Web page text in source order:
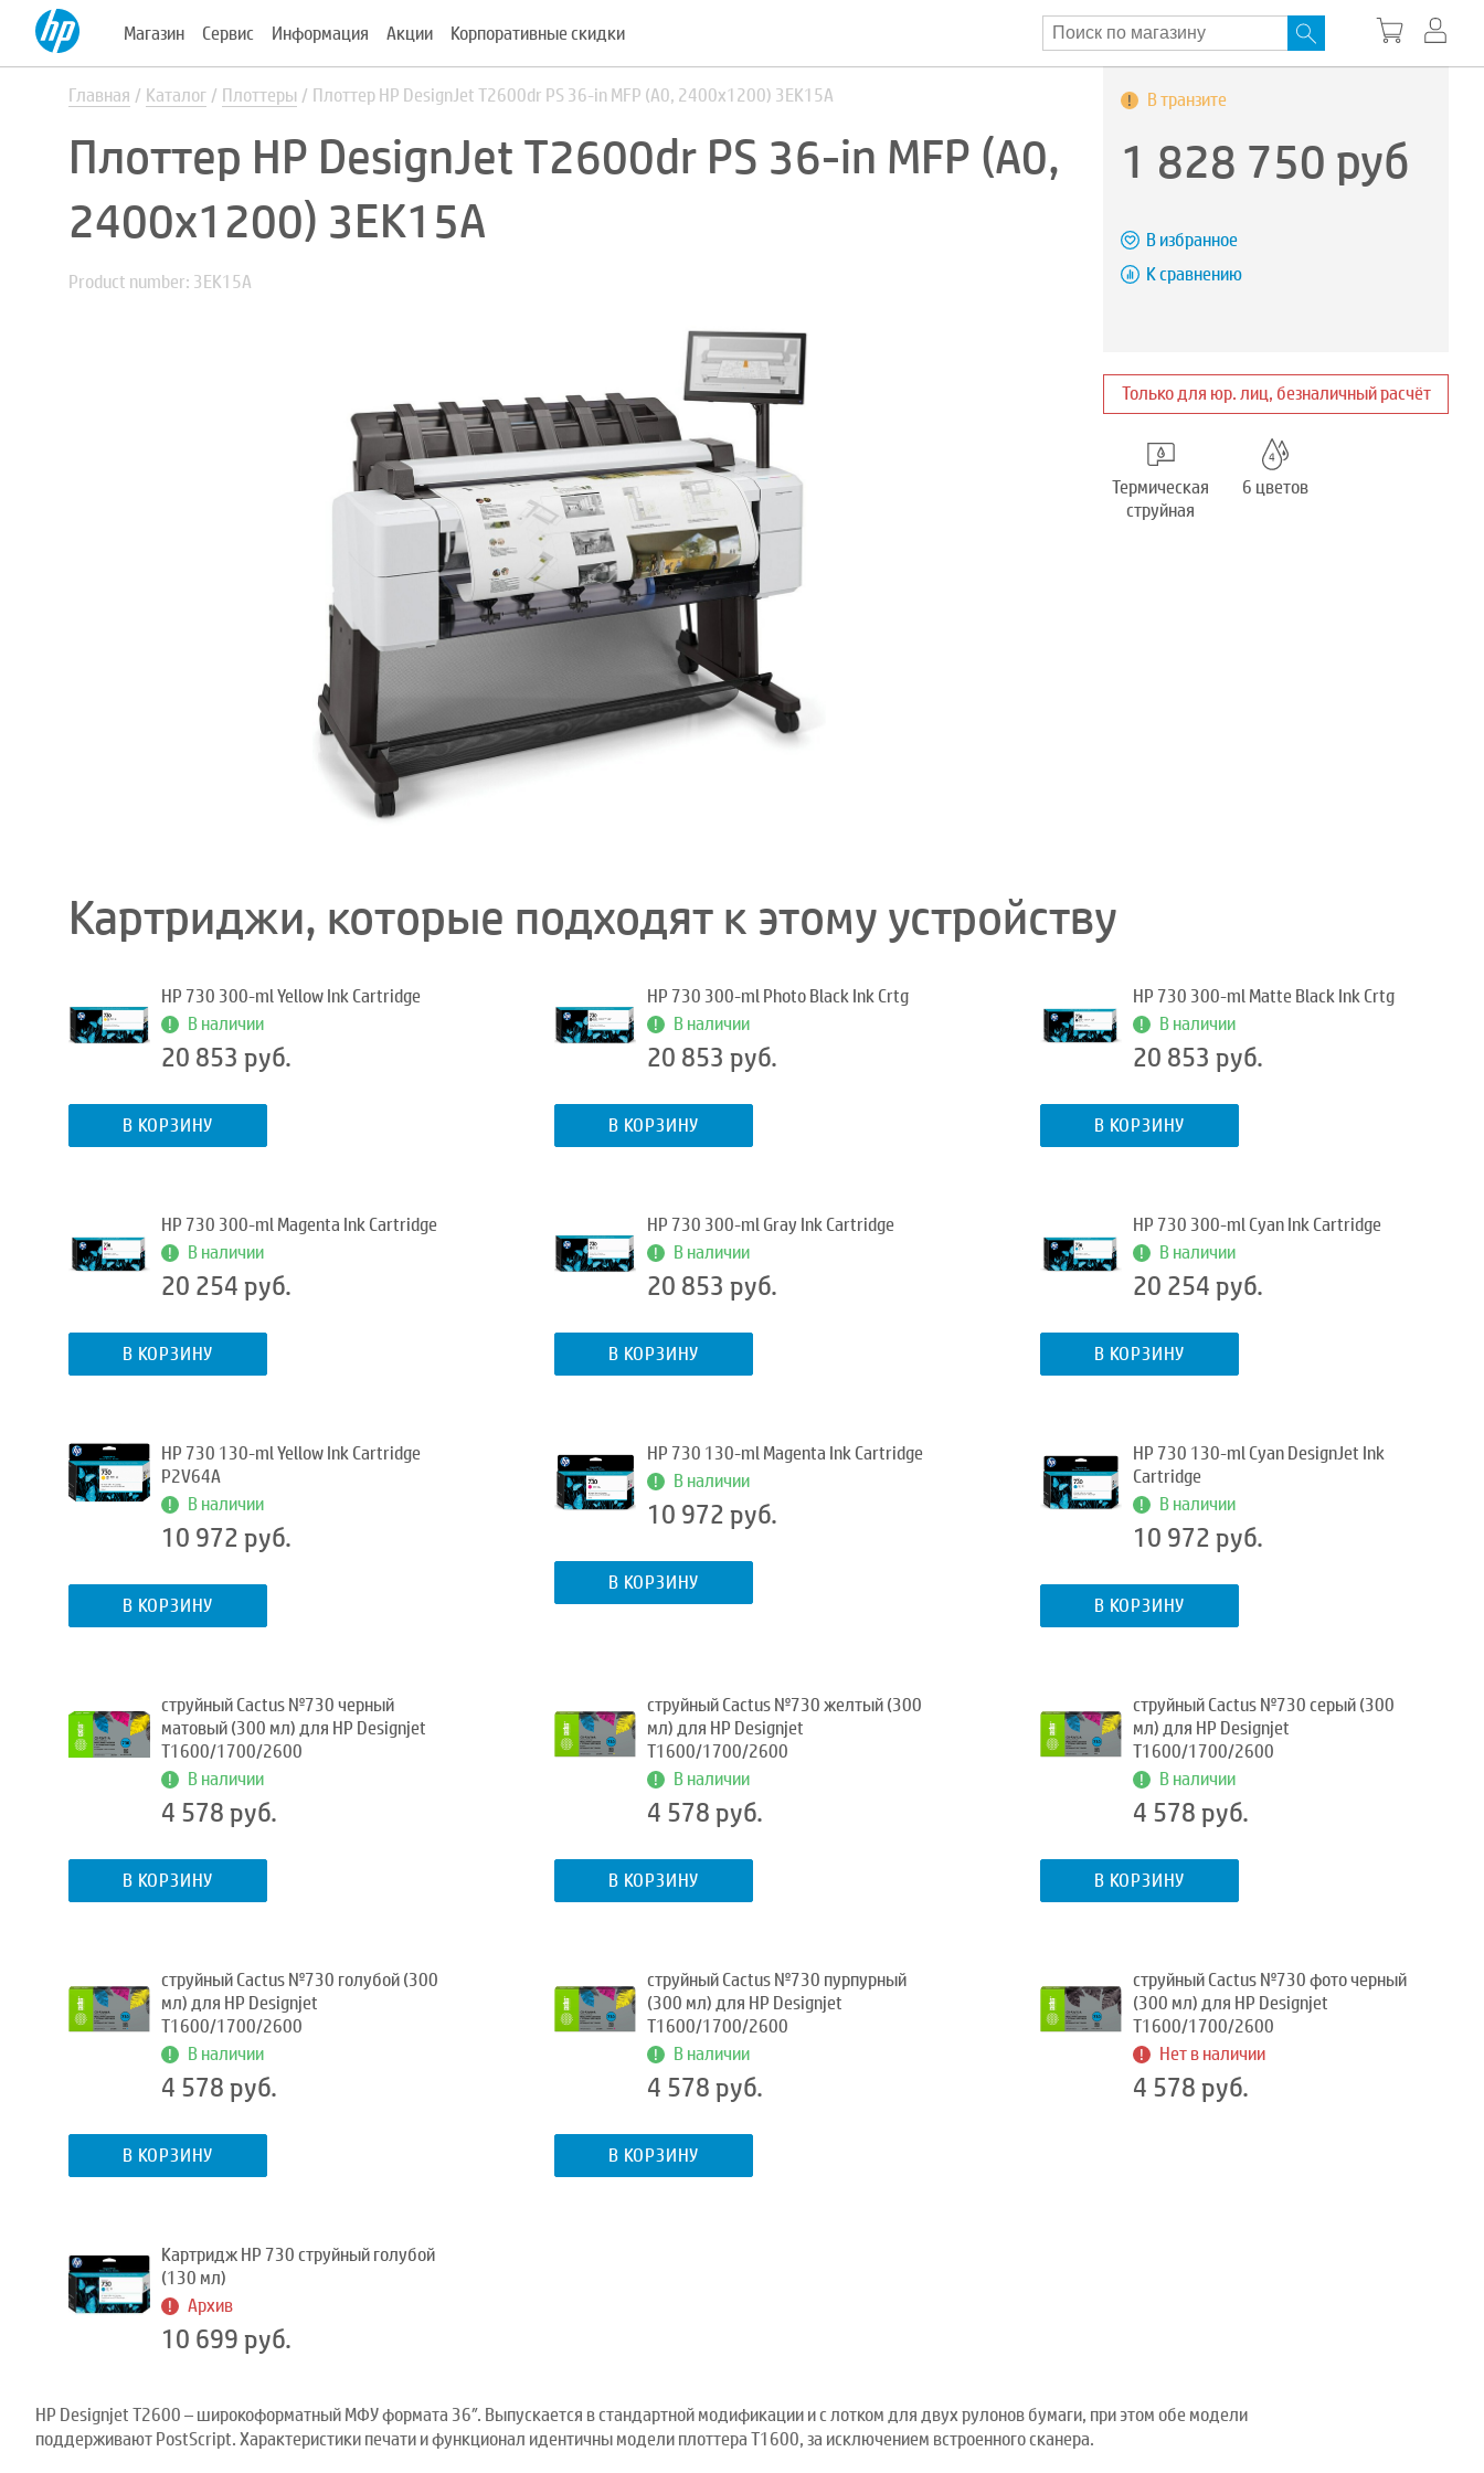
Магазин Сервис Информация Акции Корпоративные скидки
Главная Каталог Плоттеры Плоттер HP DesignJet T2600dr PS 36-in MFP (A0, 2400x1200) 3EK15A
Плоттер HP DesignJet T2600dr PS 36-in MFP (A0,
2400x1200) 3EK15A
Product number: 3EK15A
В транзите
1 828 750 руб
В избранное
К сравнению
Только для юр. лиц, безналичный расчёт
Термическая
струйная
6 цветов
Картриджи, которые подходят к этому устройству
HP 730 300-ml Yellow Ink Cartridge
В наличии
20 853 руб.
В КОРЗИНУ
HP 730 300-ml Photo Black Ink Crtg
В наличии
20 853 руб.
В КОРЗИНУ
HP 730 300-ml Matte Black Ink Crtg
В наличии
20 853 руб.
В КОРЗИНУ
HP 730 300-ml Magenta Ink Cartridge
В наличии
20 254 руб.
В КОРЗИНУ
HP 730 300-ml Gray Ink Cartridge
В наличии
20 853 руб.
В КОРЗИНУ
HP 730 300-ml Cyan Ink Cartridge
В наличии
20 254 руб.
В КОРЗИНУ
HP 730 130-ml Yellow Ink Cartridge
P2V64A
В наличии
10 972 руб.
В КОРЗИНУ
HP 730 130-ml Magenta Ink Cartridge
В наличии
10 972 руб.
В КОРЗИНУ
HP 730 130-ml Cyan DesignJet Ink
Cartridge
В наличии
10 972 руб.
В КОРЗИНУ
струйный Cactus №730 черный
матовый (300 мл) для HP Designjet
T1600/1700/2600
В наличии
4 578 руб.
В КОРЗИНУ
струйный Cactus №730 желтый (300
мл) для HP Designjet
T1600/1700/2600
В наличии
4 578 руб.
В КОРЗИНУ
струйный Cactus №730 серый (300
мл) для HP Designjet
T1600/1700/2600
В наличии
4 578 руб.
В КОРЗИНУ
струйный Cactus №730 голубой (300
мл) для HP Designjet
T1600/1700/2600
В наличии
4 578 руб.
В КОРЗИНУ
струйный Cactus №730 пурпурный
(300 мл) для HP Designjet
T1600/1700/2600
В наличии
4 578 руб.
В КОРЗИНУ
струйный Cactus №730 фото черный
(300 мл) для HP Designjet
T1600/1700/2600
Нет в наличии
4 578 руб.
Картридж HP 730 струйный голубой
(130 мл)
Архив
10 699 руб.
HP Designjet T2600 – широкоформатный МФУ формата 36″. Выпускается в стандартной модификации и с лотком для двух рулонов бумаги, при этом обе модели
поддерживают PostScript. Характеристики печати и функционал идентичны модели плоттера T1600, за исключением встроенного сканера.